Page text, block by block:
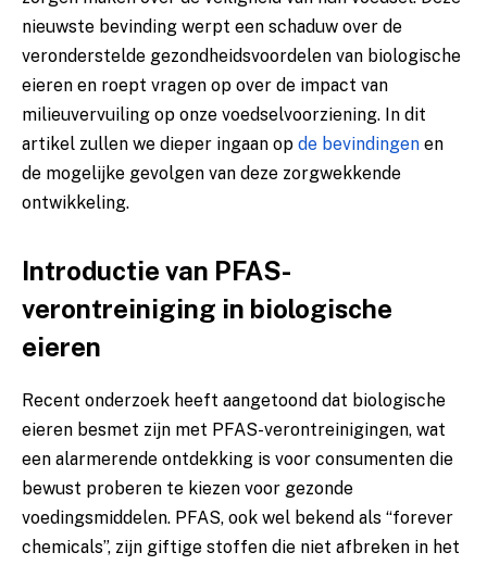
nieuwste bevinding werpt ⁤een schaduw over de
veronderstelde gezondheidsvoordelen ‌van ‌biologische⁢
eieren​ en roept​ vragen op over de‌ impact van
milieuvervuiling op onze voedselvoorziening. In dit
‌artikel zullen ⁤we dieper ingaan op de bevindingen en
de mogelijke gevolgen‍ van deze zorgwekkende
ontwikkeling.
Introductie‍ van⁢ PFAS-
verontreiniging in biologische
eieren
Recent onderzoek heeft aangetoond dat biologische
eieren besmet zijn met PFAS-verontreinigingen, wat⁣
een alarmerende ontdekking ‌is‍ voor consumenten die
bewust proberen te kiezen voor ‍gezonde⁢
voedingsmiddelen. PFAS, ook⁣ wel bekend als “forever
chemicals”, zijn giftige stoffen die niet afbreken in het